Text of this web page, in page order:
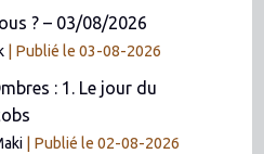
? – 03/08/2026
Publié le 03-08-2026
: 1. Le jour du
Publié le 02-08-2026